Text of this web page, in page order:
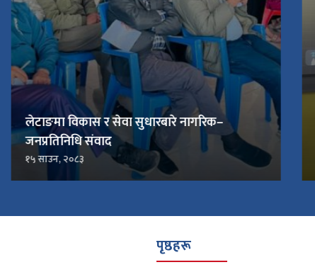
लेटाङमा विकास र सेवा सुधारबारे नागरिक–
जनप्रतिनिधि संवाद
१५ साउन, २०८३
पृष्ठहरू